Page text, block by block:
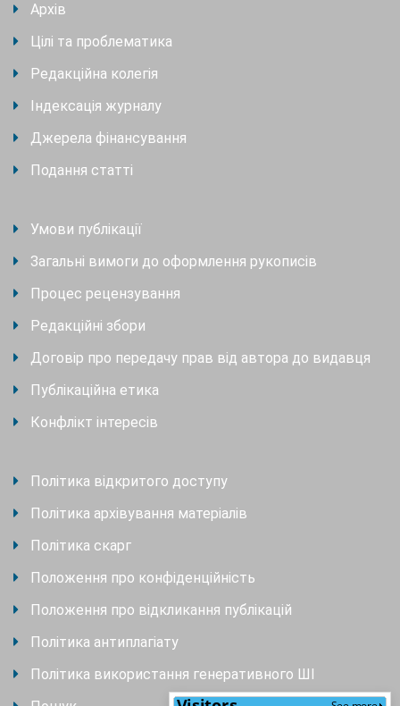
Архів
Цілі та проблематика
Редакційна колегія
Індексація журналу
Джерела фінансування
Подання статті
Умови публікації
Загальні вимоги до оформлення рукописів
Процес рецензування
Редакційні збори
Договір про передачу прав від автора до видавця
Публікаційна етика
Конфлікт інтересів
Політика відкритого доступу
Політика архівування матеріалів
Політика скарг
Положення про конфіденційність
Положення про відкликання публікацій
Політика антиплагіату
Політика використання генеративного ШІ